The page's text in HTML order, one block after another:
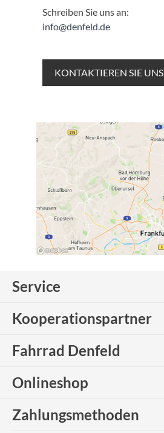
Schreiben Sie uns an:
info@denfeld.de
KONTAKTIEREN SIE UNS
Service
Kooperationspartner
Fahrrad Denfeld
Onlineshop
Zahlungsmethoden